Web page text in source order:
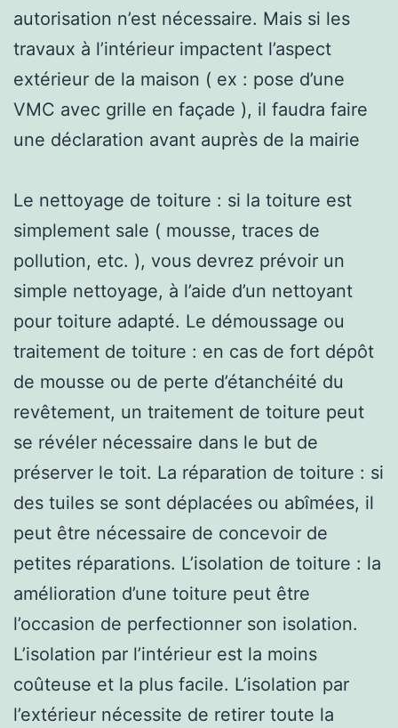
autorisation n’est nécessaire. Mais si les
travaux à l’intérieur impactent l’aspect
extérieur de la maison ( ex : pose d’une
VMC avec grille en façade ), il faudra faire
une déclaration avant auprès de la mairie
Le nettoyage de toiture : si la toiture est
simplement sale ( mousse, traces de
pollution, etc. ), vous devrez prévoir un
simple nettoyage, à l’aide d’un nettoyant
pour toiture adapté. Le démoussage ou
traitement de toiture : en cas de fort dépôt
de mousse ou de perte d’étanchéité du
revêtement, un traitement de toiture peut
se révéler nécessaire dans le but de
préserver le toit. La réparation de toiture : si
des tuiles se sont déplacées ou abîmées, il
peut être nécessaire de concevoir de
petites réparations. L’isolation de toiture : la
amélioration d’une toiture peut être
l’occasion de perfectionner son isolation.
L’isolation par l’intérieur est la moins
coûteuse et la plus facile. L’isolation par
l’extérieur nécessite de retirer toute la